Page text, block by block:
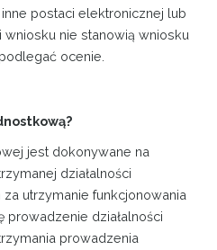
postaci elektronicznej lub
nie stanowią wniosku
ocenie.
jest dokonywane na
działalności
utrzymanie funkcjonowania
działalności
prowadzenia